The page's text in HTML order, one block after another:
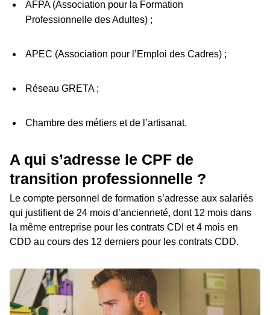
AFPA (Association pour la Formation
Professionnelle des Adultes) ;
APEC (Association pour l’Emploi des Cadres) ;
Réseau GRETA ;
Chambre des métiers et de l’artisanat.
A qui s’adresse le CPF de
transition professionnelle ?
Le compte personnel de formation s’adresse aux salariés
qui justifient de 24 mois d’ancienneté, dont 12 mois dans
la même entreprise pour les contrats CDI et 4 mois en
CDD au cours des 12 derniers pour les contrats CDD.